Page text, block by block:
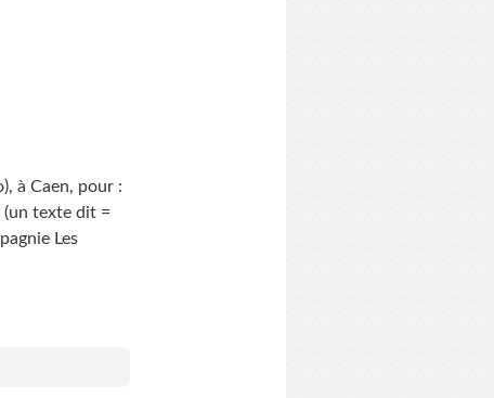
à Caen, pour :
(un texte dit =
Les